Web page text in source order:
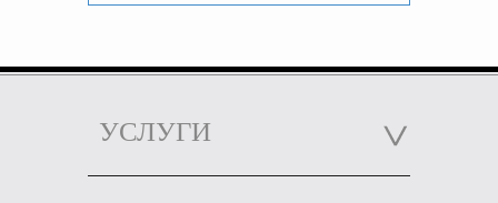
УСЛУГИ